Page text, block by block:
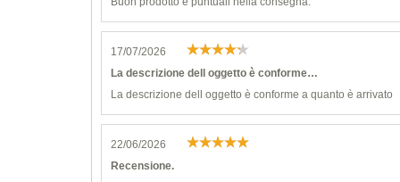
17/07/2026
La descrizione dell oggetto è conforme…
La descrizione dell oggetto è conforme a quanto è arrivato
22/06/2026
Recensione.